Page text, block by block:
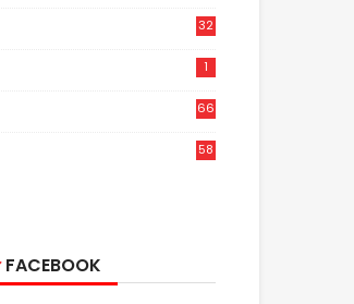
32
1
66
58
FACEBOOK